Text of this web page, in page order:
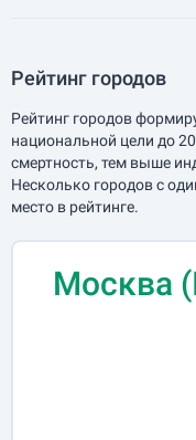
Рейтинг городов
Рейтинг городов
национальной цели до
смертность, тем выше
Несколько городов с
место в рейтинге.
Москва